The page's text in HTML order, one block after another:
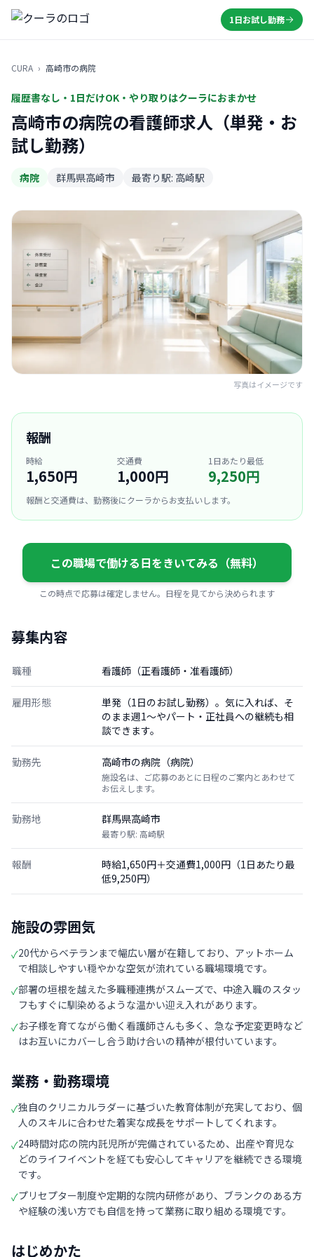
1日お試し勤務
CURA › 高崎市の病院
履歴書なし・1日だけOK・やり取りはクーラにおまかせ
高崎市の病院の看護師求人（単発・お
試し勤務）
病院 群馬県高崎市 最寄り駅: 高崎駅
写真はイメージです
報酬
時給
1,650円
交通費
1,000円
1日あたり最低
9,250円
報酬と交通費は、勤務後にクーラからお支払いします。
この職場で働ける日をきいてみる（無料）
この時点で応募は確定しません。日程を見てから決められます
募集内容
職種 看護師（正看護師・准看護師）
雇用形態
単発（1日のお試し勤務）。気に入れば、そ
のまま週1〜やパート・正社員への継続も相
談できます。
勤務先 高崎市の病院（病院）
施設名は、ご応募のあとに日程のご案内とあわせて
お伝えします。
勤務地 群馬県高崎市
最寄り駅: 高崎駅
報酬
時給1,650円＋交通費1,000円（1日あたり最
低9,250円）
施設の雰囲気
✓20代からベテランまで幅広い層が在籍しており、アットホーム
で相談しやすい穏やかな空気が流れている職場環境です。
✓部署の垣根を越えた多職種連携がスムーズで、中途入職のスタッ
フもすぐに馴染めるような温かい迎え入れがあります。
✓お子様を育てながら働く看護師さんも多く、急な予定変更時など
はお互いにカバーし合う助け合いの精神が根付いています。
業務・勤務環境
✓独自のクリニカルラダーに基づいた教育体制が充実しており、個
人のスキルに合わせた着実な成長をサポートしてくれます。
✓24時間対応の院内託児所が完備されているため、出産や育児な
どのライフイベントを経ても安心してキャリアを継続できる環境
です。
✓プリセプター制度や定期的な院内研修があり、ブランクのある方
や経験の浅い方でも自信を持って業務に取り組める環境です。
はじめかた